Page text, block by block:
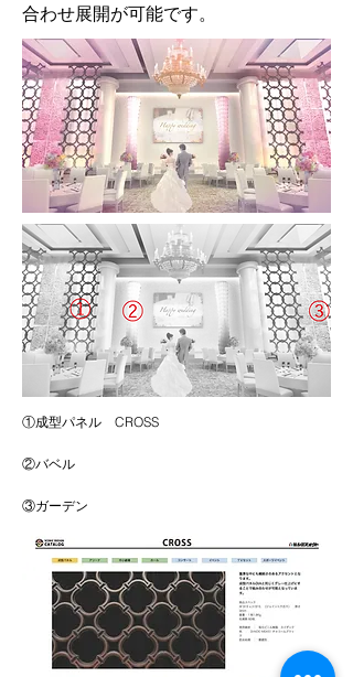
合わせ展開が可能です。
①成型パネル CROSS
②バベル
③ガーデン